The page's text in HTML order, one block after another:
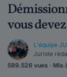
vous
L'équipe
Juriste
589.526 vues · Mis